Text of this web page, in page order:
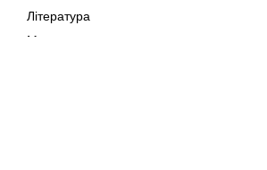
Література
Музика